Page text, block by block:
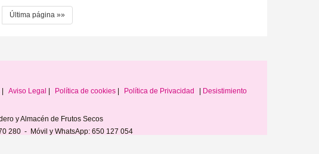
Última página »»
Aviso Legal Política de cookies Política de Privacidad Desistimiento
y Almacén de Frutos Secos
280 - Móvil y WhatsApp: 650 127 054